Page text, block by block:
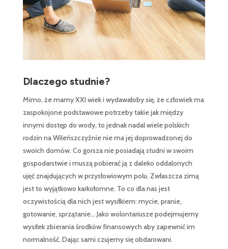
Dlaczego studnie?
Mimo, że mamy XXI wiek i wydawałoby się, że człowiek ma
zaspokojone podstawowe potrzeby takie jak między
innymi dostęp do wody, to jednak nadal wiele polskich
rodzin na Wileńszczyźnie nie ma jej doprowadzonej do
swoich domów. Co gorsza nie posiadają studni w swoim
gospodarstwie i muszą pobierać ją z daleko oddalonych
ujęć znajdujących w przysłowiowym polu. Zwłaszcza zimą
jest to wyjątkowo karkołomne. To co dla nas jest
oczywistością dla nich jest wysiłkiem: mycie, pranie,
gotowanie, sprzątanie… Jako wolontariusze podejmujemy
wysiłek zbierania środków finansowych aby zapewnić im
normalność. Dając sami czujemy się obdarowani.